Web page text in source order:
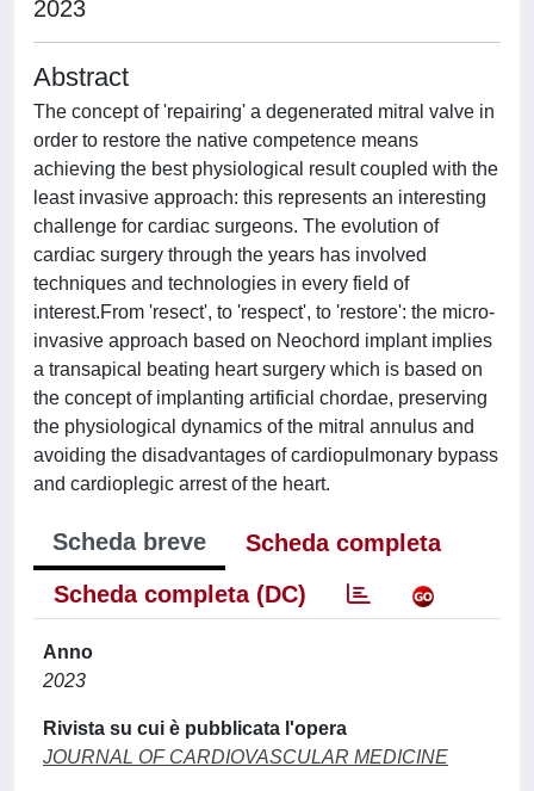
2023
Abstract
The concept of 'repairing' a degenerated mitral valve in
order to restore the native competence means
achieving the best physiological result coupled with the
least invasive approach: this represents an interesting
challenge for cardiac surgeons. The evolution of
cardiac surgery through the years has involved
techniques and technologies in every field of
interest.From 'resect', to 'respect', to 'restore': the micro-
invasive approach based on Neochord implant implies
a transapical beating heart surgery which is based on
the concept of implanting artificial chordae, preserving
the physiological dynamics of the mitral annulus and
avoiding the disadvantages of cardiopulmonary bypass
and cardioplegic arrest of the heart.
Scheda breve
Scheda completa
Scheda completa (DC)
Anno
2023
Rivista su cui è pubblicata l'opera
JOURNAL OF CARDIOVASCULAR MEDICINE